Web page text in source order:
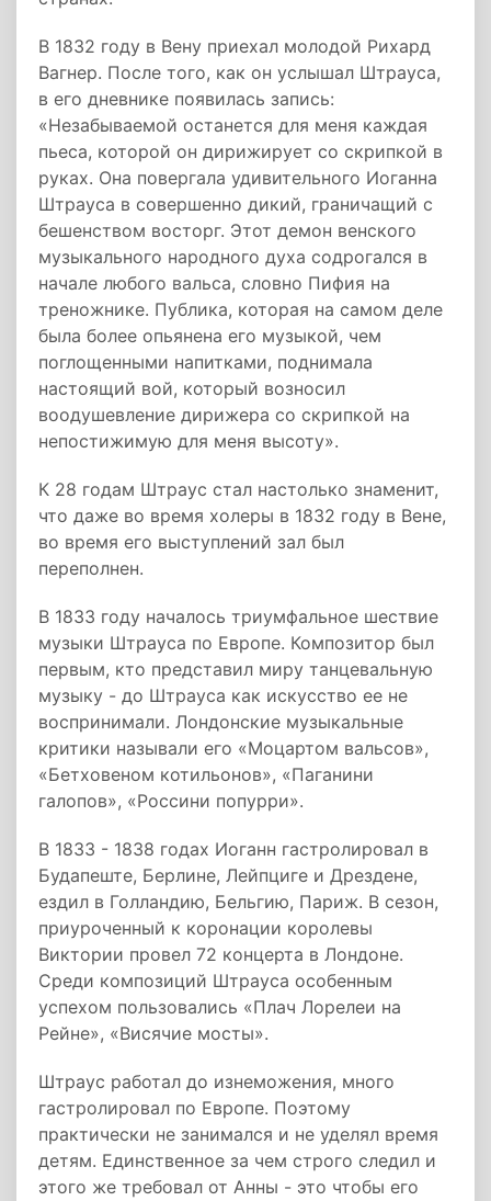
В 1832 году в Вену приехал молодой Рихард
Вагнер. После того, как он услышал Штрауса,
в его дневнике появилась запись:
«Незабываемой останется для меня каждая
пьеса, которой он дирижирует со скрипкой в
руках. Она повергала удивительного Иоганна
Штрауса в совершенно дикий, граничащий с
бешенством восторг. Этот демон венского
музыкального народного духа содрогался в
начале любого вальса, словно Пифия на
треножнике. Публика, которая на самом деле
была более опьянена его музыкой, чем
поглощенными напитками, поднимала
настоящий вой, который возносил
воодушевление дирижера со скрипкой на
непостижимую для меня высоту».
К 28 годам Штраус стал настолько знаменит,
что даже во время холеры в 1832 году в Вене,
во время его выступлений зал был
переполнен.
В 1833 году началось триумфальное шествие
музыки Штрауса по Европе. Композитор был
первым, кто представил миру танцевальную
музыку - до Штрауса как искусство ее не
воспринимали. Лондонские музыкальные
критики называли его «Моцартом вальсов»,
«Бетховеном котильонов», «Паганини
галопов», «Россини попурри».
В 1833 - 1838 годах Иоганн гастролировал в
Будапеште, Берлине, Лейпциге и Дрездене,
ездил в Голландию, Бельгию, Париж. В сезон,
приуроченный к коронации королевы
Виктории провел 72 концерта в Лондоне.
Среди композиций Штрауса особенным
успехом пользовались «Плач Лорелеи на
Рейне», «Висячие мосты».
Штраус работал до изнеможения, много
гастролировал по Европе. Поэтому
практически не занимался и не уделял время
детям. Единственное за чем строго следил и
этого же требовал от Анны - это чтобы его